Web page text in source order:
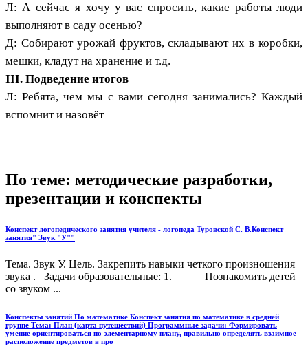
Л: А сейчас я хочу у вас спросить, какие работы люди
выполняют в саду осенью?
Д: Собирают урожай фруктов, складывают их в коробки,
мешки, кладут на хранение и т.д.
III. Подведение итогов
Л: Ребята, чем мы с вами сегодня занимались? Каждый
вспомнит и назовёт
По теме: методические разработки,
презентации и конспекты
Конспект логопедического занятия учителя - логопеда Туровской С. В.Конспект
занятия" Звук "У""
Тема. Звук У. Цель. Закрепить навыки четкого произношения
звука . Задачи образовательные: 1. Познакомить детей
со звуком ...
Конспекты занятий По математике Конспект занятия по математике в средней
группе Тема: План (карта путешествий) Программные задачи: Формировать
умение ориентироваться по элементарному плану, правильно определять взаимное
расположение предметов в про